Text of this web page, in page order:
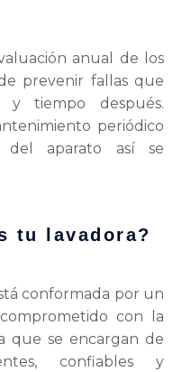
anual de los
prevenir fallas que
y tiempo después.
periódico
del aparato así se
tu lavadora?
conformada por un
con la
que se encargan de
confiables y